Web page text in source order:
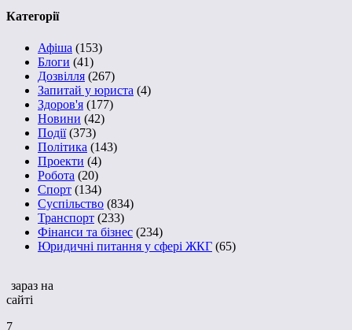
Категорії
Афіша (153)
Блоги (41)
Дозвілля (267)
Запитай у юриста (4)
Здоров'я (177)
Новини (42)
Події(373)
Політика (143)
Проекти (4)
Робота (20)
Спорт (134)
Суспільство (834)
Транспорт (233)
Фінанси та бізнес (234)
Юридичні питання у сфері ЖКГ (65)
зараз на
сайті
7